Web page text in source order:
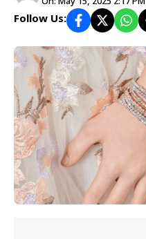
Follow Us: